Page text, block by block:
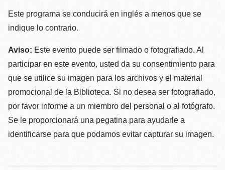
Este programa se conducirá en inglés a menos que se
indique lo contrario.
Aviso: Este evento puede ser filmado o fotografiado. Al
participar en este evento, usted da su consentimiento para
que se utilice su imagen para los archivos y el material
promocional de la Biblioteca. Si no desea ser fotografiado,
por favor informe a un miembro del personal o al fotógrafo.
Se le proporcionará una pegatina para ayudarle a
identificarse para que podamos evitar capturar su imagen.